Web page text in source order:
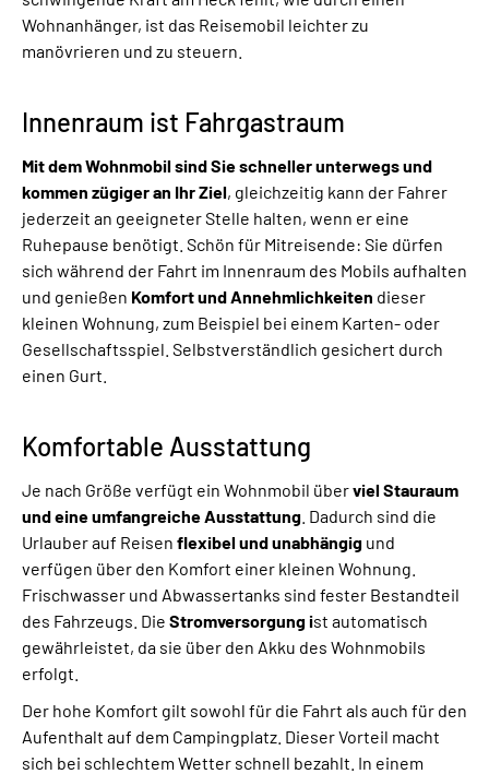
Wohnanhänger, ist das Reisemobil leichter zu
manövrieren und zu steuern.
Innenraum ist Fahrgastraum
Mit dem Wohnmobil sind Sie schneller unterwegs und
kommen zügiger an Ihr Ziel, gleichzeitig kann der Fahrer
jederzeit an geeigneter Stelle halten, wenn er eine
Ruhepause benötigt. Schön für Mitreisende: Sie dürfen
sich während der Fahrt im Innenraum des Mobils aufhalten
und genießen Komfort und Annehmlichkeiten dieser
kleinen Wohnung, zum Beispiel bei einem Karten- oder
Gesellschaftsspiel. Selbstverständlich gesichert durch
einen Gurt.
Komfortable Ausstattung
Je nach Größe verfügt ein Wohnmobil überviel Stauraum
und eine umfangreiche Ausstattung . Dadurch sind die
Urlauber auf Reisen flexibel und unabhängig und
verfügen über den Komfort einer kleinen Wohnung.
Frischwasser und Abwassertanks sind fester Bestandteil
des Fahrzeugs. Die Stromversorgung ist automatisch
gewährleistet, da sie über den Akku des Wohnmobils
erfolgt.
Der hohe Komfort gilt sowohl für die Fahrt als auch für den
Aufenthalt auf dem Campingplatz. Dieser Vorteil macht
sich bei schlechtem Wetter schnell bezahlt. In einem